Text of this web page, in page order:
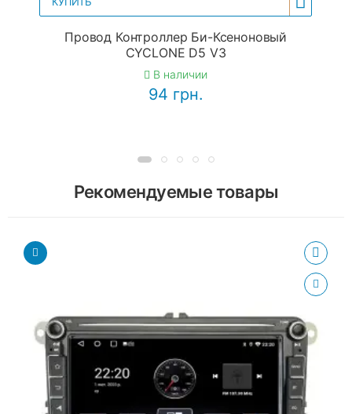
Провод Контроллер Би-Ксеноновый
CYCLONE D5 V3
В наличии
94 грн.
Рекомендуемые товары